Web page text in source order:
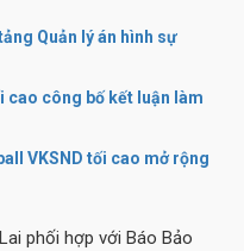
Quản lý án hình sự
cao công bố kết luận làm
VKSND tối cao mở rộng
phối hợp với Báo Bảo